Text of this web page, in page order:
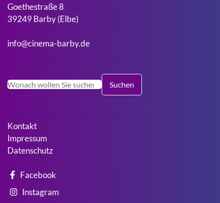
Goethestraße 8
39249 Barby (Elbe)
info@cinema-barby.de
Suchen
Suchen
Kontakt
Impressum
Datenschutz
Facebook
Instagram